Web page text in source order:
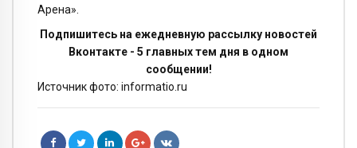
Арена».
Подпишитесь на ежедневную рассылку новостей
Вконтакте - 5 главных тем дня в одном
сообщении!
Источник фото: informatio.ru